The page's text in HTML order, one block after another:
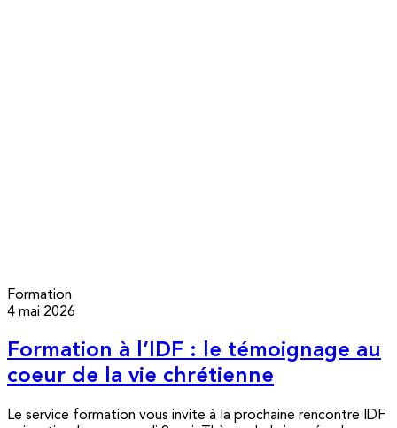
Formation
4 mai 2026
Formation à l’IDF : le témoignage au
coeur de la vie chrétienne
Le service formation vous invite à la prochaine rencontre IDF